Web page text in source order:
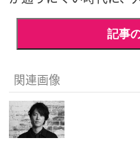
記事
関連画像